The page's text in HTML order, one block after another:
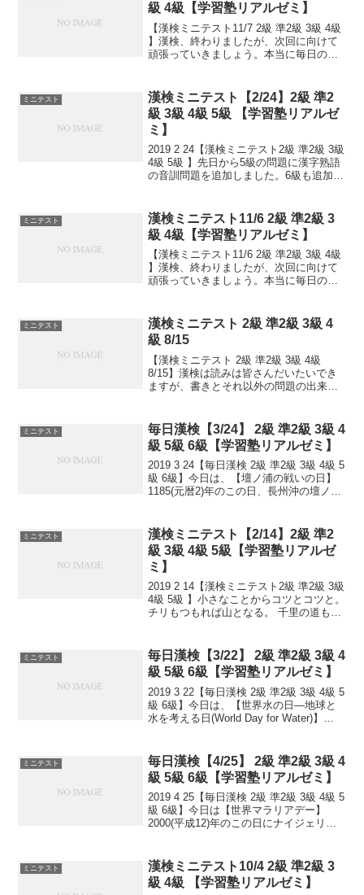
級 4級【学習塾リアルゼミ】
【漢検ミニテスト11/7 2級 準2級 3級 4級
】漢検、終わりましたが、次回に向けて
頑張っていきましょう。本当に毎日の積
里の道も一歩から。日々是精進、継続は
力なり！...
ミニテスト
漢検ミニテスト【2/24】2級 準2
級 3級 4級 5級 【学習塾リアルゼ
ミ】
2019 2 24【漢検ミニテスト2級 準2級 3級
4級 5級 】先日から5級の問題に漢字熟語
の音訓問題を追加しました。6級も追加し
歩から。 日々是精進、継続は力...
ミニテスト
漢検ミニテスト11/6 2級 準2級 3
級 4級【学習塾リアルゼミ】
【漢検ミニテスト11/6 2級 準2級 3級 4級
】漢検、終わりましたが、次回に向けて
頑張っていきましょう。本当に毎日の積
里の道も一歩から。日々是精進、継続は
力なり！...
ミニテスト
漢検ミニテスト 2級 準2級 3級 4
級 8/15
【漢検ミニテスト 2級 準2級 3級 4級
8/15】漢検は読みは皆さんだいたいでき
ますが、書きとそれ以外の問題の出来具
といて、覚えていくためのテストです。
目指せ 合格...
ミニテスト
毎日漢検【3/24】 2級 準2級 3級 4
級 5級 6級【学習塾リアルゼミ】
2019 3 24【毎日漢検 2級 準2級 3級 4級 5
級 6級】今日は、【壇ノ浦の戦いの日】
1185(元暦2)年のこの日、長州沖の壇ノ浦
ン記念日】1928(昭和3)...
ミニテスト
漢検ミニテスト【2/14】2級 準2
級 3級 4級 5級【学習塾リアルゼ
ミ】
2019 2 14【漢検ミニテスト2級 準2級 3級
4級 5級 】小さなことからコツとコツと。
チリもつもれば山となる。 千里の道も一
熟語問題などの出来具合が合...
ミニテスト
毎日漢検【3/22】 2級 準2級 3級 4
級 5級 6級【学習塾リアルゼミ】
2019 3 22【毎日漢検 2級 準2級 3級 4級 5
級 6級】今日は、【世界水の日―地球と
水を考える日(World Day for Water)】
際...
ミニテスト
毎日漢検【4/25】 2級 準2級 3級 4
級 5級 6級【学習塾リアルゼミ】
2019 4 25【毎日漢検 2級 準2級 3級 4級 5
級 6級】今日は【世界マラリアデー】
2000(平成12)年のこの日にナイジェリア
カ・マラリア・デー」として制定...
ミニテスト
漢検ミニテスト10/4 2級 準2級 3
級 4級 【学習塾リアルゼミ】